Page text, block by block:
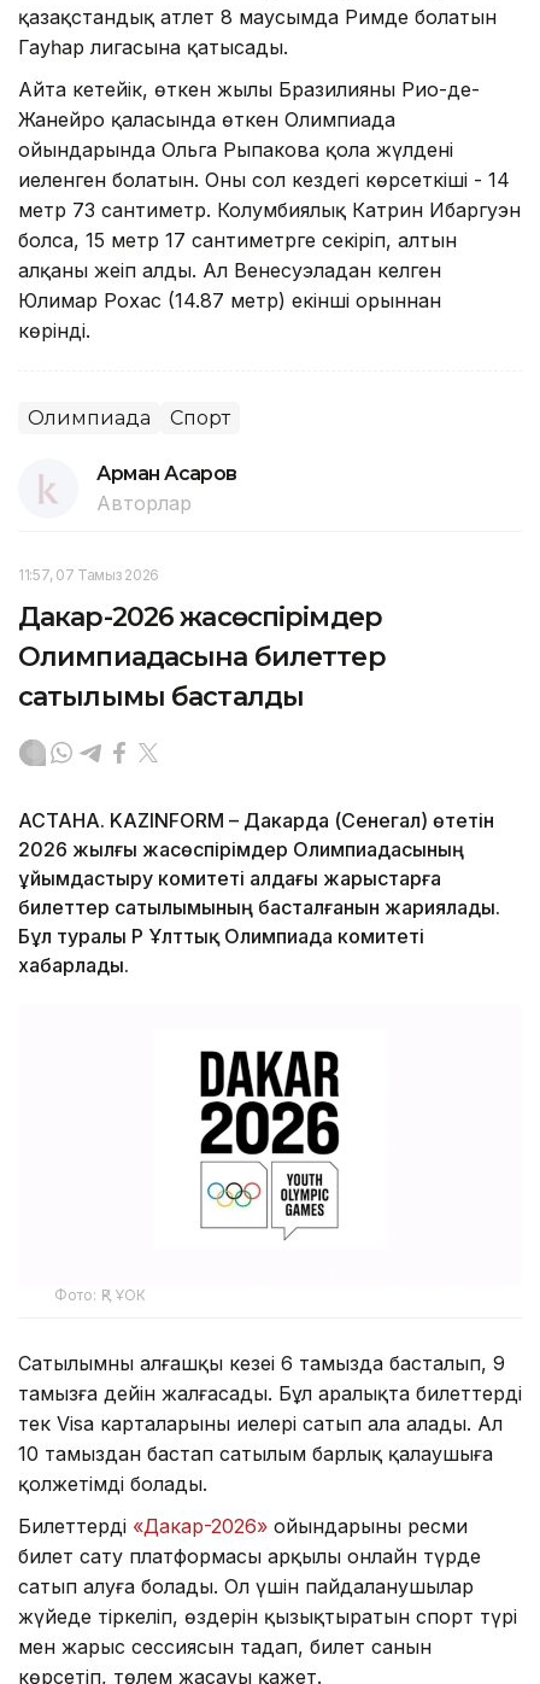
қазақстандық атлет 8 маусымда Римде болатын
Гауһар лигасына қатысады.
Айта кетейік, өткен жылы Бразилияның Рио-де-
Жанейро қаласында өткен Олимпиада
ойындарында Ольга Рыпакова қола жүлдені
иеленген болатын. Оның сол кездегі көрсеткіші - 14
метр 73 сантиметр. Колумбиялық Катрин Ибаргуэн
болса, 15 метр 17 сантиметрге секіріп, алтын
алқаны жеңіп алды. Ал Венесуэладан келген
Юлимар Рохас (14.87 метр) екінші орыннан
көрінді.
Олимпиада Спорт
Арман Асқаров
Авторлар
11:57, 07 Тамыз 2026
Дакар-2026 жасөспірімдер
Олимпиадасына билеттер
сатылымы басталды
АСТАНА. KAZINFORM – Дакарда (Сенегал) өтетін
2026 жылғы жасөспірімдер Олимпиадасының
ұйымдастыру комитеті алдағы жарыстарға
билеттер сатылымының басталғанын жариялады.
Бұл туралы ҚР Ұлттық Олимпиада комитеті
хабарлады.
Фото: ҚР ҰОК
Сатылымның алғашқы кезеңі 6 тамызда басталып, 9
тамызға дейін жалғасады. Бұл аралықта билеттерді
тек Visa карталарының иелері сатып ала алады. Ал
10 тамыздан бастап сатылым барлық қалаушыға
қолжетімді болады.
Билеттерді «Дакар-2026» ойындарының ресми
билет сату платформасы арқылы онлайн түрде
сатып алуға болады. Ол үшін пайдаланушылар
жүйеде тіркеліп, өздерін қызықтыратын спорт түрі
мен жарыс сессиясын таңдап, билет санын
көрсетіп, төлем жасауы қажет.